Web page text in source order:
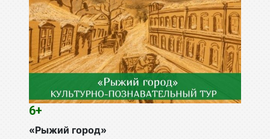
6+
«Рыжий город»